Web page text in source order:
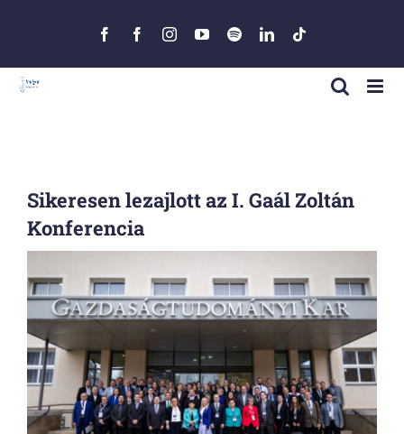
FacebookFacebookInstagramYouTube
SpotifyLinkedIn
Sikeresen lezajlott az I. Gaál Zoltán
Konferencia